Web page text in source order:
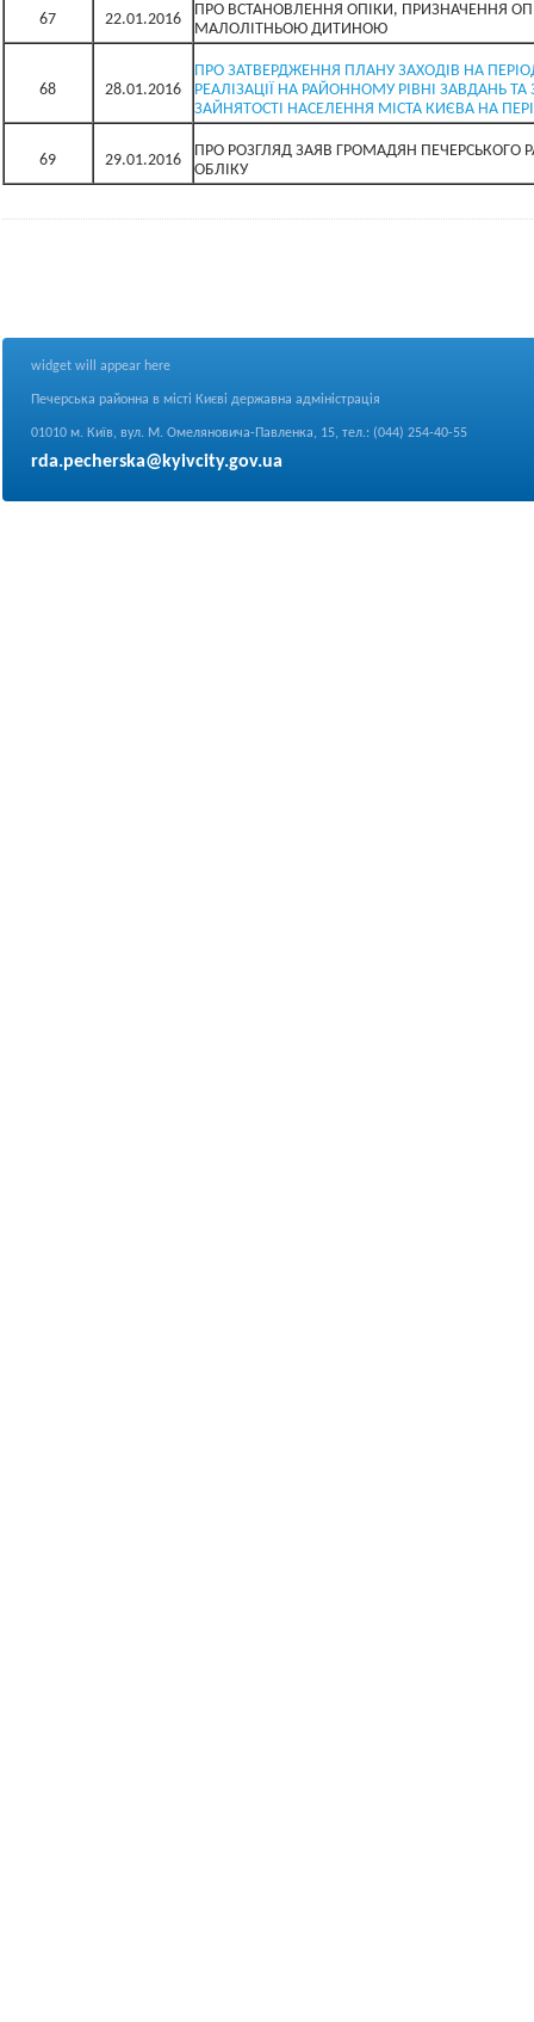
67 22.01.2016
ПРО ВСТАНОВЛЕННЯ ОПІКИ, ПРИЗНАЧЕННЯ
МАЛОЛІТНЬОЮ ДИТИНОЮ
68 28.01.2016
ПРО ЗАТВЕРДЖЕННЯ ПЛАНУ ЗАХОДІВ НА
РЕАЛІЗАЦІЇ НА РАЙОННОМУ РІВНІ ЗАВДАНЬ
ЗАЙНЯТОСТІ НАСЕЛЕННЯ МІСТА КИЄВА НА
69 29.01.2016
ПРО РОЗГЛЯД ЗАЯВ ГРОМАДЯН ПЕЧЕРСЬКОГО
ОБЛІКУ
widget will appear here
Печерська районна в місті Києві державна адміністрація
01010 м. Київ, вул. М. Омеляновича-Павленка, 15, тел.: (044) 254-40-55
rda.pecherska@kyivcity.gov.ua